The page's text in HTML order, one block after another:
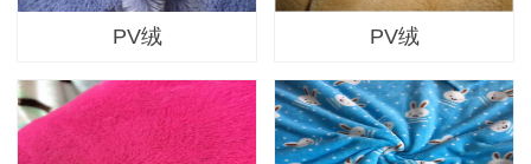
PV绒 PV绒